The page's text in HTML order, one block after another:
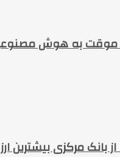
موقت به هوش
بانک مرکزی بیشترین